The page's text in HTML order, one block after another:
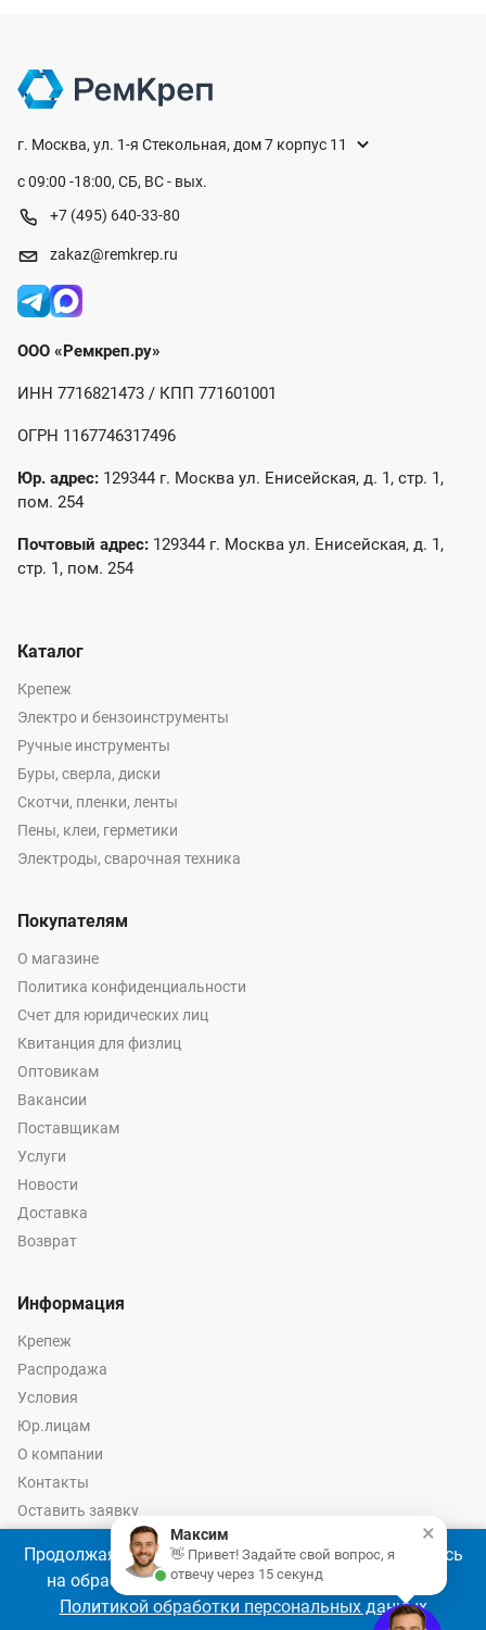
г. Москва, ул. 1-я Стекольная, дом 7 корпус 11
с 09:00 -18:00, СБ, ВС - вых.
+7 (495) 640-33-80
zakaz@remkrep.ru
ООО «Ремкреп.ру»
ИНН 7716821473 / КПП 771601001
ОГРН 1167746317496
Юр. адрес: 129344 г. Москва ул. Енисейская, д. 1, стр. 1,
пом. 254
Почтовый адрес: 129344 г. Москва ул. Енисейская, д. 1,
стр. 1, пом. 254
Каталог
Крепеж
Электро и бензоинструменты
Ручные инструменты
Буры, сверла, диски
Скотчи, пленки, ленты
Пены, клеи, герметики
Электроды, сварочная техника
Покупателям
О магазине
Политика конфиденциальности
Счет для юридических лиц
Квитанция для физлиц
Оптовикам
Вакансии
Поставщикам
Услуги
Новости
Доставка
Возврат
Информация
Крепеж
Распродажа
Условия
Юр.лицам
О компании
Контакты
Оставить заявку
Калькулятор крепежа
© 2026 год Оптово-розничные продажи крепежа и инструмента -
Продолжая использовать наш сайт, Вы соглашаетесь
на обработку файлов cookie 🍪 в соответствии с
Политикой обработки персональных данных
×
Максим
👋 Привет! Задайте свой вопрос, я
отвечу через 15 секунд